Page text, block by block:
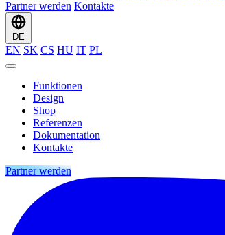
Partner werden Kontakte
DE
EN SK CS HU IT PL
Funktionen
Design
Shop
Referenzen
Dokumentation
Kontakte
Partner werden